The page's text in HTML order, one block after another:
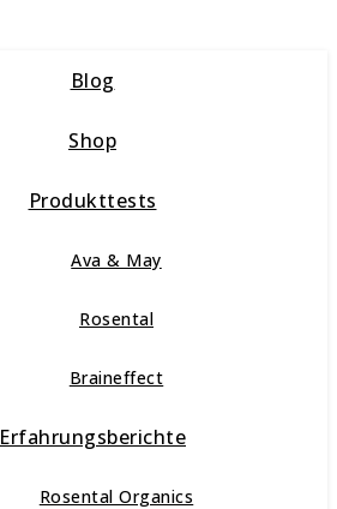
Blog
Shop
Produkttests
Ava & May
Rosental
Braineffect
Erfahrungsberichte
Rosental Organics